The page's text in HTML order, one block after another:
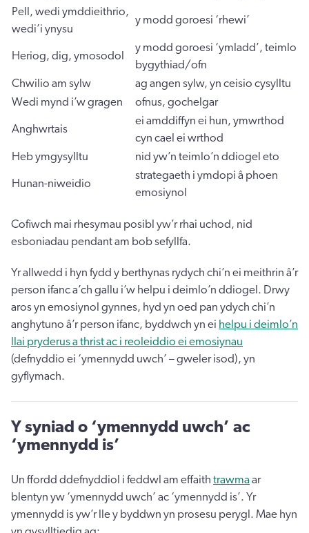
Pell, wedi ymddieithrio,
wedi’i ynysu
y modd goroesi ‘rhewi’
Heriog, dig, ymosodol
y modd goroesi ‘ymladd’, teimlo
bygythiad/ofn
Chwilio am sylw
ag angen sylw, yn ceisio cysylltu
Wedi mynd i’w gragen
ofnus, gochelgar
Anghwrtais
ei amddiffyn ei hun, ymwrthod
cyn cael ei wrthod
Heb ymgysylltu
nid yw’n teimlo’n ddiogel eto
Hunan-niweidio
strategaeth i ymdopi â phoen
emosiynol
Cofiwch mai rhesymau posibl yw’r rhai uchod, nid
esboniadau pendant am bob sefyllfa.
Yr allwedd i hyn fydd y berthynas rydych chi’n ei meithrin â’r
person ifanc a’ch gallu i’w helpu i deimlo’n ddiogel. Drwy
aros yn emosiynol gynnes, hyd yn oed pan ydych chi’n
anghytuno â’r person ifanc, byddwch yn ei helpu i deimlo’n
llai pryderus a thrist ac i reoleiddio ei emosiynau
(defnyddio ei ‘ymennydd uwch’ – gweler isod), yn
gyflymach.
Y syniad o ‘ymennydd uwch’ ac
‘ymennydd is’
Un ffordd ddefnyddiol i feddwl am effaith trawma ar
blentyn yw ‘ymennydd uwch’ ac ‘ymennydd is’. Yr
ymennydd is yw’r lle y byddwn yn prosesu perygl. Mae hyn